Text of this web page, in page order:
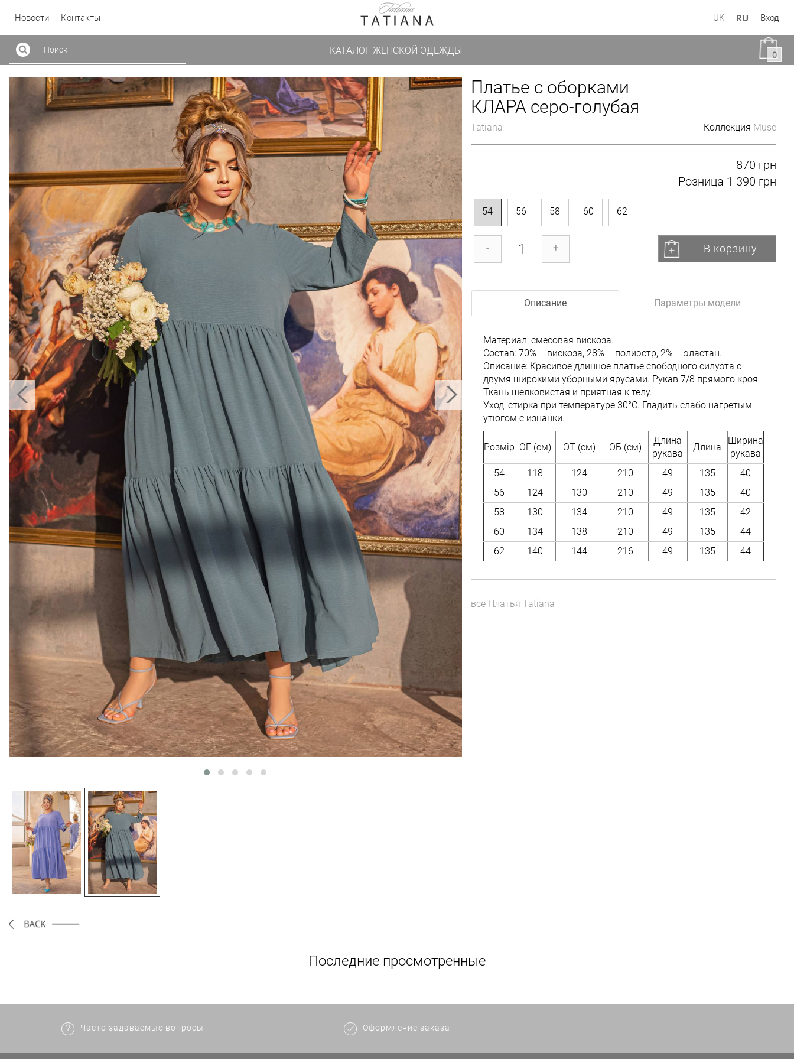
Новости Контакты UK RU Вход
КАТАЛОГ ЖЕНСКОЙ ОДЕЖДЫ 0
Платье с оборками
КЛАРА серо-голубая
Tatiana Коллекция Muse
870 грн
Розница 1 390 грн
54 56 58 60 62
- + В корзину
Описание Параметры модели
Материал: смесовая вискоза.
Состав: 70% – вискоза, 28% – полиэстр, 2% – эластан.
Описание: Красивое длинное платье свободного силуэта с
двумя широкими уборными ярусами. Рукав 7/8 прямого кроя.
Ткань шелковистая и приятная к телу.
Уход: стирка при температуре 30°C. Гладить слабо нагретым
утюгом с изнанки.
Розмір ОГ (см) ОТ (см) ОБ (см)
Длина
рукава
Длина
Ширина
рукава
54
118 124 210 49 135
40
56
124 130 210 49 135
40
58
130 134 210 49 135
42
60
134 138 210 49 135
44
62
140 144 216 49 135 44
все Платья Tatiana
Последние просмотренные
Часто задаваемые вопросы Оформление заказа